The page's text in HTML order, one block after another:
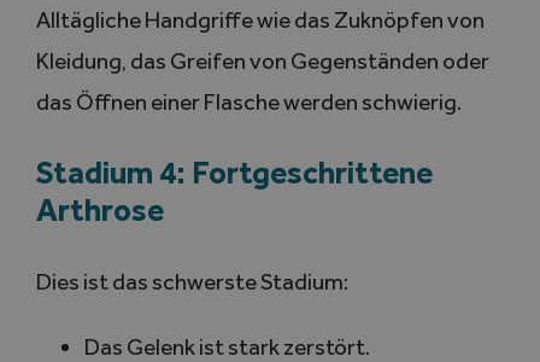
Alltägliche Handgriffe wie das Zuknöpfen von
Kleidung, das Greifen von Gegenständen oder
das Öffnen einer Flasche werden schwierig.
Stadium 4: Fortgeschrittene
Arthrose
Dies ist das schwerste Stadium:
Das Gelenk ist stark zerstört.